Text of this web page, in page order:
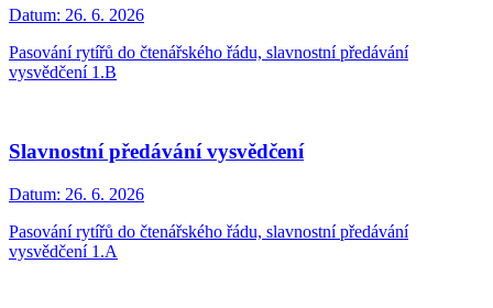
Datum: 26. 6. 2026
Pasování rytířů do čtenářského řádu, slavnostní předávání
vysvědčení 1.B
Slavnostní předávání vysvědčení
Datum: 26. 6. 2026
Pasování rytířů do čtenářského řádu, slavnostní předávání
vysvědčení 1.A